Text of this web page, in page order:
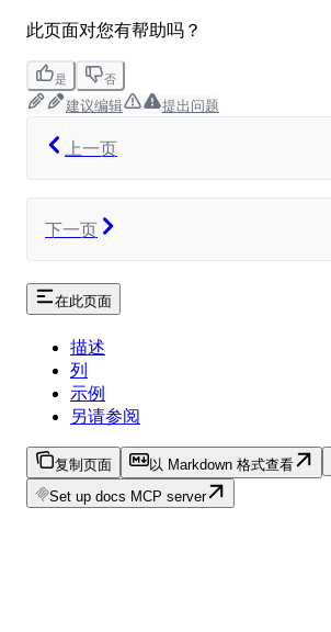
此页面对您有帮助吗？
是 否
建议编辑 提出问题
上一页
下一页
在此页面
描述
列
示例
另请参阅
复制页面 以 Markdown 格式查看
Set up docs MCP server